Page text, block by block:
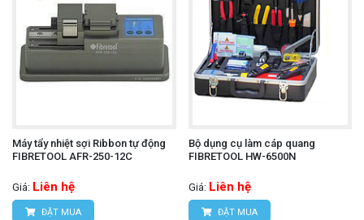
Máy tẩy nhiệt sợi Ribbon tự động
FIBRETOOL AFR-250-12C
Giá: Liên hệ
ĐẶT MUA
Bộ dụng cụ làm cáp quang
FIBRETOOL HW-6500N
Giá: Liên hệ
ĐẶT MUA